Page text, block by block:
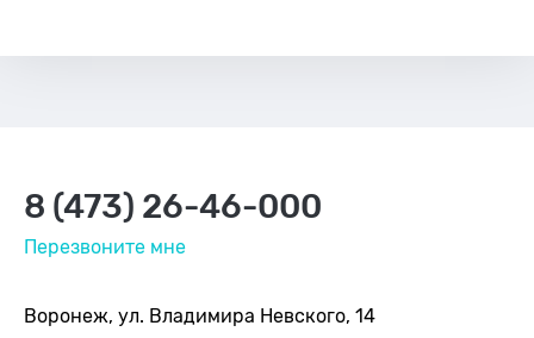
8 (473) 26-46-000
Перезвоните мне
Воронеж, ул. Владимира Невского, 14